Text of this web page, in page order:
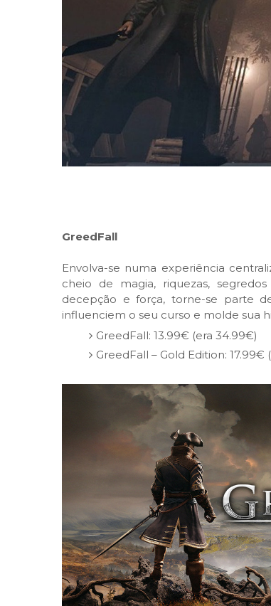
GreedFall
Envolva-se numa experiência
cheio de magia, riquezas,
decepção e força, torne-se parte
influenciem o seu curso e molde sua
GreedFall: 13.99€ (era 34.99€)
GreedFall – Gold Edition: 17.99€